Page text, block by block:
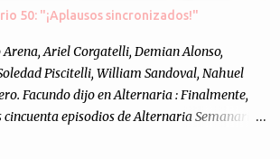
50: "¡Aplausos sincronizados!"
Ariel Corgatelli, Demian Alonso,
Piscitelli, William Sandoval, Nahuel
Facundo dijo en Alternaria : Finalmente,
episodios de Alternaria Semanario.